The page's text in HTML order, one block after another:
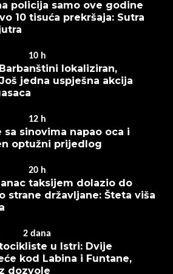
policija samo ove godine
10 tisuća prekršaja: Sutra
10 h
lokaliziran,
jedna uspješna akcija
12 h
sa sinovima napao oca i
optužni prijedlog
20 h
taksijem dolazio do
strane državljane: Šteta viša
2 dana
u Istri: Dvije
kod Labina i Funtane,
dozvole